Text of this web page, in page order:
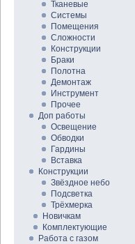
Тканевые
Системы
Помещения
Сложности
Конструкции
Браки
Полотна
Демонтаж
Инструмент
Прочее
Доп работы
Освещение
Обводки
Гардины
Вставка
Конструкции
Звёздное небо
Подсветка
Трёхмерка
Новичкам
Комплектующие
Работа с газом